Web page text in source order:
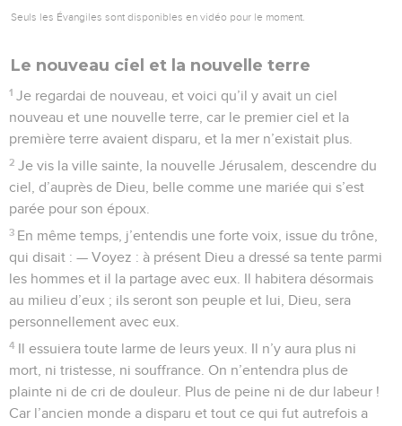
Seuls les Évangiles sont disponibles en vidéo pour le moment.
Le nouveau ciel et la nouvelle terre
1 Je regardai de nouveau, et voici qu’il y avait un ciel
nouveau et une nouvelle terre, car le premier ciel et la
première terre avaient disparu, et la mer n’existait plus.
2 Je vis la ville sainte, la nouvelle Jérusalem, descendre du
ciel, d’auprès de Dieu, belle comme une mariée qui s’est
parée pour son époux.
3 En même temps, j’entendis une forte voix, issue du trône,
qui disait : — Voyez : à présent Dieu a dressé sa tente parmi
les hommes et il la partage avec eux. Il habitera désormais
au milieu d’eux ; ils seront son peuple et lui, Dieu, sera
personnellement avec eux.
4 Il essuiera toute larme de leurs yeux. Il n’y aura plus ni
mort, ni tristesse, ni souffrance. On n’entendra plus de
plainte ni de cri de douleur. Plus de peine ni de dur labeur !
Car l’ancien monde a disparu et tout ce qui fut autrefois a